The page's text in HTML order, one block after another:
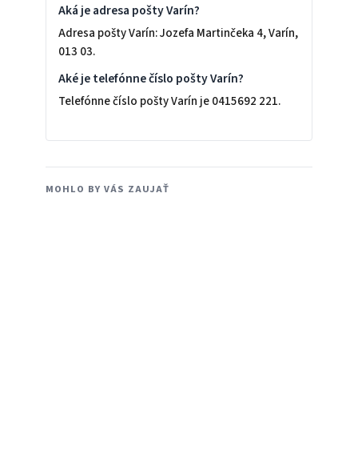
Aká je adresa pošty Varín?
Adresa pošty Varín: Jozefa Martinčeka 4, Varín,
013 03.
Aké je telefónne číslo pošty Varín?
Telefónne číslo pošty Varín je 0415692 221.
MOHLO BY VÁS ZAUJAŤ